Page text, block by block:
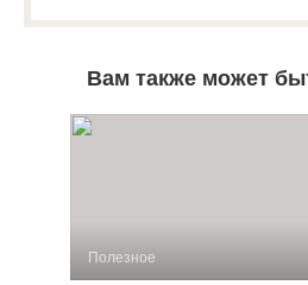
Вам также может
Полезное